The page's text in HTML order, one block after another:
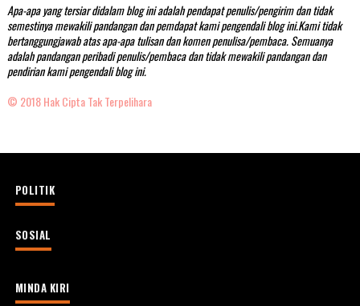
Apa-apa yang tersiar didalam blog ini adalah pendapat penulis/pengirim dan tidak
semestinya mewakili pandangan dan pemdapat kami pengendali blog ini.Kami tidak
bertanggungjawab atas apa-apa tulisan dan komen penulisa/pembaca. Semuanya
adalah pandangan peribadi penulis/pembaca dan tidak mewakili pandangan dan
pendirian kami pengendali blog ini.
© 2018 Hak Cipta Tak Terpelihara
POLITIK
SOSIAL
MINDA KIRI